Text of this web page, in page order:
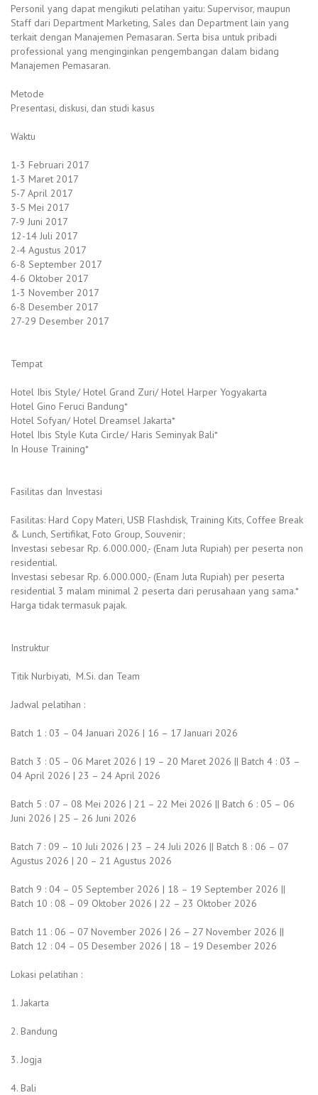
Personil yang dapat mengikuti pelatihan yaitu: Supervisor, maupun
Staff dari Department Marketing, Sales dan Department lain yang
terkait dengan Manajemen Pemasaran. Serta bisa untuk pribadi
professional yang menginginkan pengembangan dalam bidang
Manajemen Pemasaran.
Metode
Presentasi, diskusi, dan studi kasus
Waktu
1-3 Februari 2017
1-3 Maret 2017
5-7 April 2017
3-5 Mei 2017
7-9 Juni 2017
12-14 Juli 2017
2-4 Agustus 2017
6-8 September 2017
4-6 Oktober 2017
1-3 November 2017
6-8 Desember 2017
27-29 Desember 2017
Tempat
Hotel Ibis Style/ Hotel Grand Zuri/ Hotel Harper Yogyakarta
Hotel Gino Feruci Bandung*
Hotel Sofyan/ Hotel Dreamsel Jakarta*
Hotel Ibis Style Kuta Circle/ Haris Seminyak Bali*
In House Training*
Fasilitas dan Investasi
Fasilitas: Hard Copy Materi, USB Flashdisk, Training Kits, Coffee Break
& Lunch, Sertifikat, Foto Group, Souvenir;
Investasi sebesar Rp. 6.000.000,- (Enam Juta Rupiah) per peserta non
residential.
Investasi sebesar Rp. 6.000.000,- (Enam Juta Rupiah) per peserta
residential 3 malam minimal 2 peserta dari perusahaan yang sama.*
Harga tidak termasuk pajak.
Instruktur
Titik Nurbiyati, M.Si. dan Team
Jadwal pelatihan :
Batch 1 : 03 – 04 Januari 2026 | 16 – 17 Januari 2026
Batch 3 : 05 – 06 Maret 2026 | 19 – 20 Maret 2026 || Batch 4 : 03 –
04 April 2026 | 23 – 24 April 2026
Batch 5 : 07 – 08 Mei 2026 | 21 – 22 Mei 2026 || Batch 6 : 05 – 06
Juni 2026 | 25 – 26 Juni 2026
Batch 7 : 09 – 10 Juli 2026 | 23 – 24 Juli 2026 || Batch 8 : 06 – 07
Agustus 2026 | 20 – 21 Agustus 2026
Batch 9 : 04 – 05 September 2026 | 18 – 19 September 2026 ||
Batch 10 : 08 – 09 Oktober 2026 | 22 – 23 Oktober 2026
Batch 11 : 06 – 07 November 2026 | 26 – 27 November 2026 ||
Batch 12 : 04 – 05 Desember 2026 | 18 – 19 Desember 2026
Lokasi pelatihan :
1. Jakarta
2. Bandung
3. Jogja
4. Bali